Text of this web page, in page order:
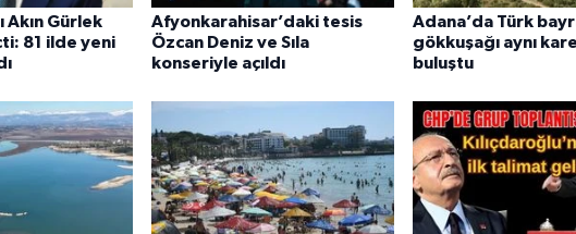
Akın Gürlek
81 ilde yeni
Afyonkarahisar’daki tesis
Özcan Deniz ve Sıla
konseriyle açıldı
Adana’da Türk
gökkuşağı aynı
buluştu